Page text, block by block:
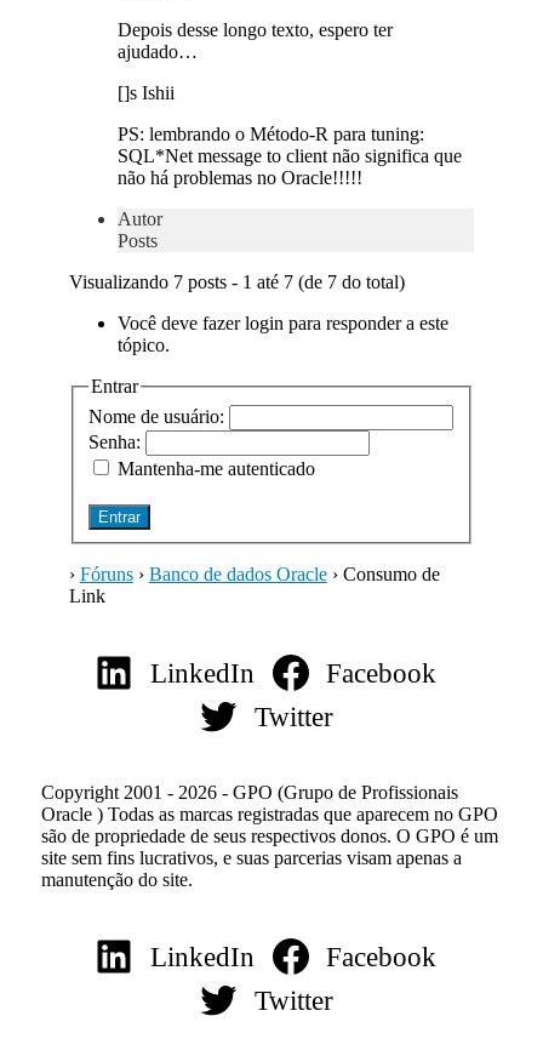
Depois desse longo texto, espero ter
ajudado…
[]s Ishii
PS: lembrando o Método-R para tuning:
SQL*Net message to client não significa que
não há problemas no Oracle!!!!!
Autor
Posts
Visualizando 7 posts - 1 até 7 (de 7 do total)
Você deve fazer login para responder a este
tópico.
Entrar
Nome de usuário:
Senha:
Mantenha-me autenticado
Entrar
› Fóruns › Banco de dados Oracle › Consumo de
Link
LinkedIn
Facebook
Twitter
Copyright 2001 - 2026 - GPO (Grupo de Profissionais
Oracle ) Todas as marcas registradas que aparecem no GPO
são de propriedade de seus respectivos donos. O GPO é um
site sem fins lucrativos, e suas parcerias visam apenas a
manutenção do site.
LinkedIn
Facebook
Twitter